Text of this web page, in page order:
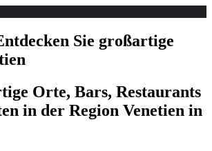
Sie großartige
Orte, Bars, Restaurants
in der Region Venetien in